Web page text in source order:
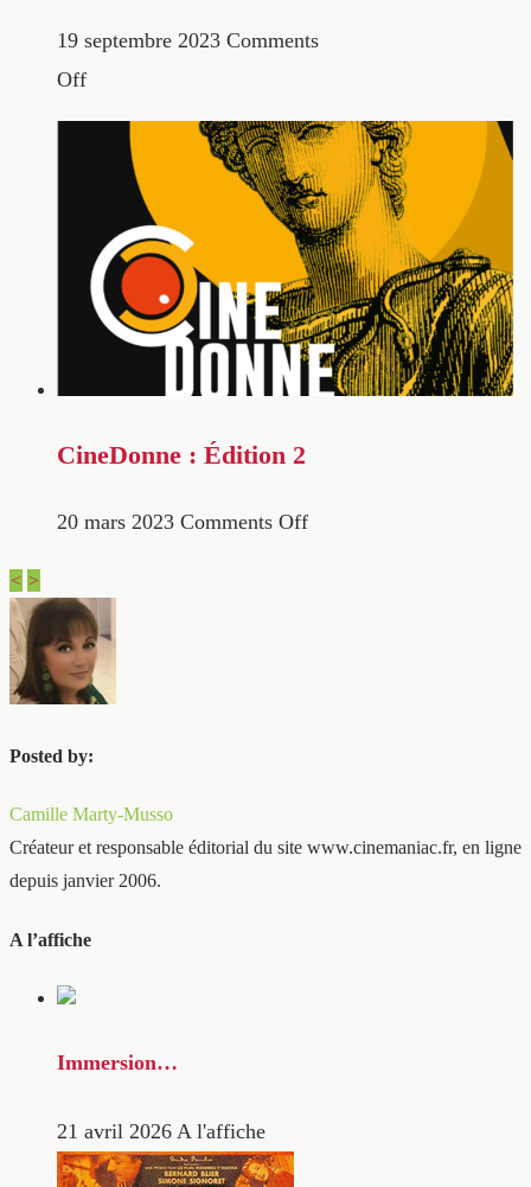
19 septembre 2023 Comments
Off
CineDonne : Édition 2
20 mars 2023 Comments Off
< >
Posted by:
Camille Marty-Musso
Créateur et responsable éditorial du site www.cinemaniac.fr, en ligne
depuis janvier 2006.
A l’affiche
Immersion…
21 avril 2026 A l'affiche